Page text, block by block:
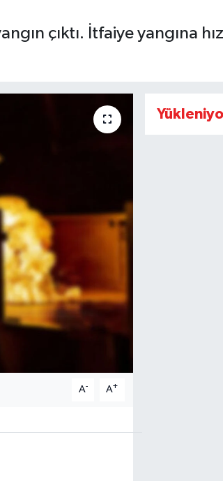
çıktı. İtfaiye yangına
A- A+